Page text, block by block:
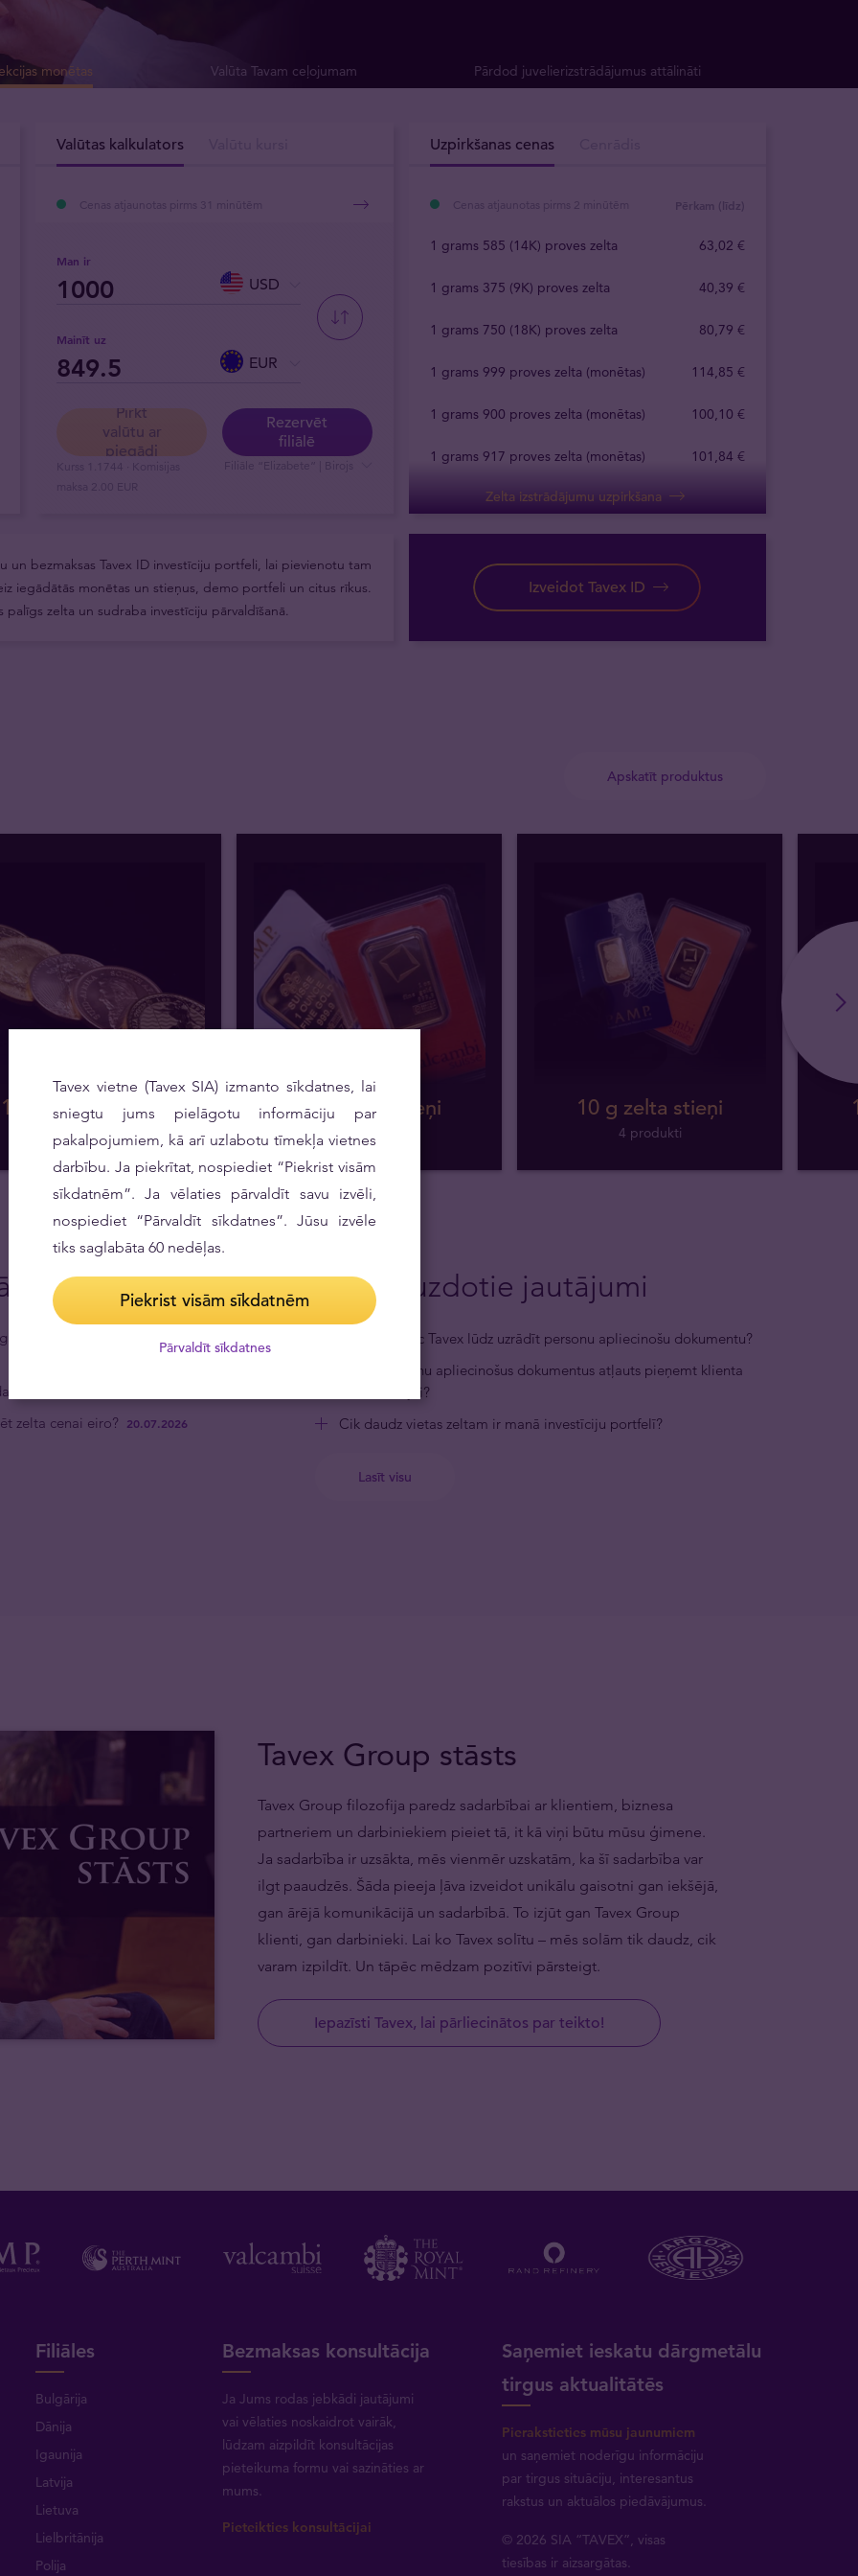
monētas Valūta Tavam ceļojumam Pārdod juvelierizstrādājumus attālināti
Valūtas kalkulators
Cenas atjaunotas pirms 31 minūtēm
Man ir
USD
Mainīt uz
EUR
Pirkt
valūtu ar
piegādi
Rezervēt
filiālē
Uzpirkšanas cenas
Cenas atjaunotas pirms 2 minūtēm Pērkam (līdz)
1 grams 585 (14K) proves zelta 63,02 €
1 grams 375 (9K) proves zelta 40,39 €
1 grams 750 (18K) proves zelta 80,79 €
1 grams 999 proves zelta (monētas) 114,85 €
1 grams 900 proves zelta (monētas) 100,10 €
1 grams 917 proves zelta (monētas) 101 ,84 €
Zelta izstrādājumu uzpirkšana
un bezmaksas Tavex ID investīciju portfeli, lai pievienotu tam
iegādātās monētas un stieņus, demo portfeli un citus rīkus.
palīgs zelta un sudraba investīciju pārvaldīšanā.
Izveidot Tavex ID
Apskatīt produktus
1 oz zelta monētas
60 produkti
1 oz zelta stieņi
7 produkti
10 g zelta stieņi
4 produkti
departamenta vadītājs
zelta cenai eiro? 20.07.2026
Biežāk uzdotie jautājumi
Kad un kāpēc Tavex lūdz uzrādīt personu apliecinošu dokumentu?
Kādus personu apliecinošus dokumentus atļauts pieņemt klienta
identifikācijai?
Cik daudz vietas zeltam ir manā investīciju portfelī?
Lasīt visu
Tavex Group stāsts
Tavex Group filozofija paredz sadarbībai ar klientiem, biznesa
partneriem un darbiniekiem pieiet tā, it kā viņi būtu mūsu ģimene.
Ja sadarbība ir uzsākta, mēs vienmēr uzskatām, ka šī sadarbība var
ilgt paaudzēs. Šāda pieeja ļāva izveidot unikālu gaisotni gan iekšējā,
gan ārējā komunikācijā un sadarbībā. To izjūt gan Tavex Group
klienti, gan darbinieki. Lai ko Tavex solītu – mēs solām tik daudz, cik
varam izpildīt. Un tāpēc mēdzam pozitīvi pārsteigt.
Iepazīsti Tavex, lai pārliecinātos par teikto!
Filiāles
Bulgārija
Dānija
Igaunija
Latvija
Lietuva
Lielbritānija
Polija
Bezmaksas konsultācija
Ja Jums rodas jebkādi jautājumi
vai vēlaties noskaidrot vairāk,
lūdzam aizpildīt konsultācijas
pieteikuma formu vai sazināties ar
mums.
Pieteikties konsultācijai
Saņemiet ieskatu dārgmetālu
tirgus aktualitātēs
Pierakstieties mūsu jaunumiem
un saņemiet noderīgu informāciju
par tirgus situāciju, interesantus
rakstus un aktuālos piedāvājumus.
© 2026 SIA “TAVEX”, visas
tiesības ir aizsargātas.
Tavex vietne (Tavex SIA) izmanto sīkdatnes, lai
sniegtu jums pielāgotu informāciju par
pakalpojumiem, kā arī uzlabotu tīmekļa vietnes
darbību. Ja piekrītat, nospiediet “Piekrist visām
sīkdatnēm”. Ja vēlaties pārvaldīt savu izvēli,
nospiediet “Pārvaldīt sīkdatnes”. Jūsu izvēle
tiks saglabāta 60 nedēļas.
Piekrist visām sīkdatnēm
Pārvaldīt sīkdatnes